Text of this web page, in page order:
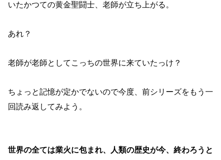
いたかつての黄金聖闘士、老師が立ち上がる。
あれ？
老師が老師としてこっちの世界に来ていたっけ？
ちょっと記憶が定かでないので今度、前シリーズをもう一
回読み返してみよう。
世界の全ては業火に包まれ、人類の歴史が今、終わろうと